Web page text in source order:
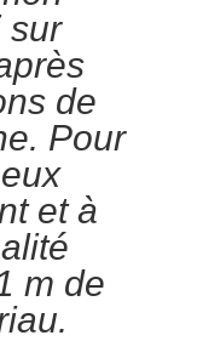
sur
de
Pour
et à
m de